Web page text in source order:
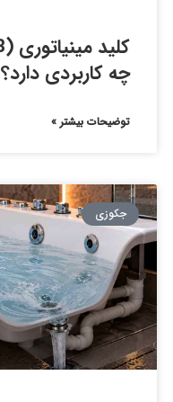
چه کاربردی دارد؟
توضیحات بیشتر »
جکوزی